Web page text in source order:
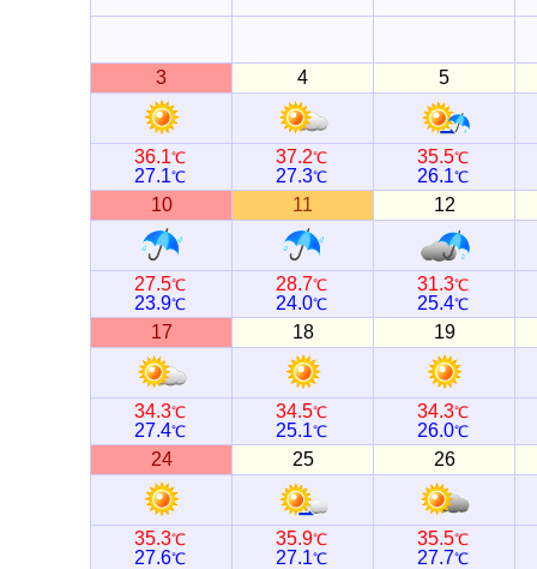
3 4 5
36.1℃
27.1℃
37.2℃
27.3℃
35.5℃
26.1℃
10 11 12
27.5℃
23.9℃
28.7℃
24.0℃
31.3℃
25.4℃
17 18 19
34.3℃
27.4℃
34.5℃
25.1℃
34.3℃
26.0℃
24 25 26
35.3℃
27.6℃
35.9℃
27.1℃
35.5℃
27.7℃